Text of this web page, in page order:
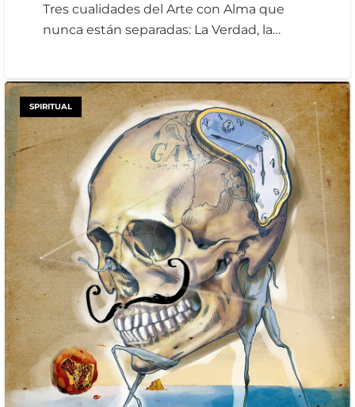
Tres cualidades del Arte con Alma que
nunca están separadas: La Verdad, la…
SPIRITUAL